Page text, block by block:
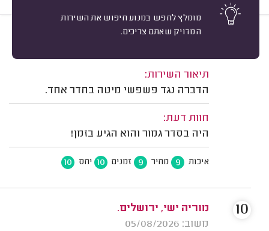
מומלץ לחפש במנוע חיפוש את השירות
המדויק שאתם צריכים.
יהודית פ. ירושלים.
תיאור השירות:
הדברה נגד פשפשי מיטה בחדר אחד.
חוות דעת:
היה בסדר גמור והוא הגיע בזמן!
איכות 9 מחיר 9 זמנים 10 יחס 10
מוריה ישי, ירושלים.
משוב: 05/08/2026
10